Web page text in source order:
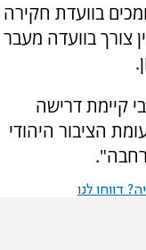
תומכים בוועדת חקירה
כי אין צורך בוועדה מעבר
קיימת דרישה
ממלכתית (62%), לעומת הציבור היהודי
דווחו לנו